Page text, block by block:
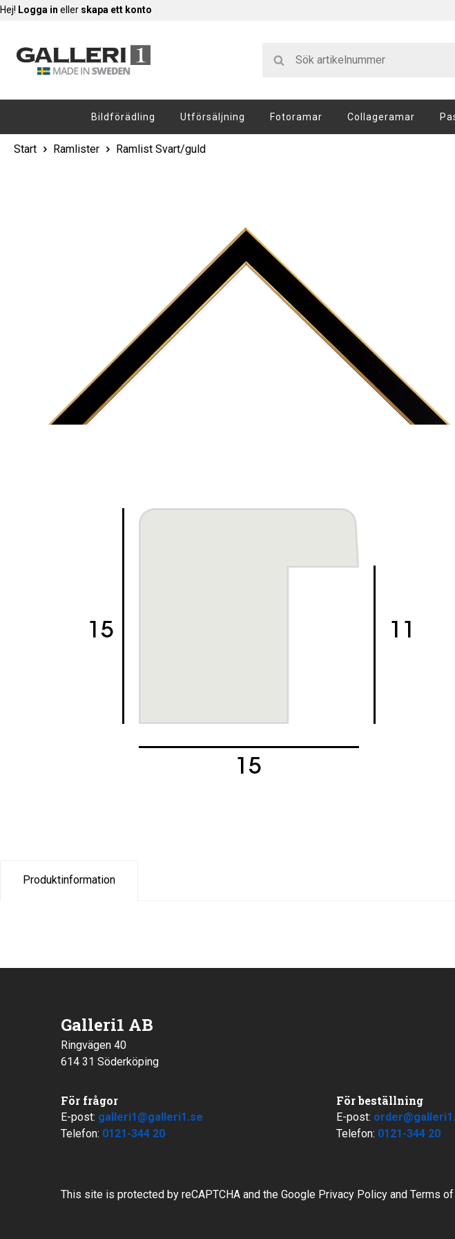
Hej! Logga in eller skapa ett konto
Bildförädling Utförsäljning Fotoramar Collageramar
Start Ramlister Ramlist Svart/guld
Produktinformation
Galleri1 AB
Ringvägen 40
614 31 Söderköping
För frågor
E-post: galleri1@galleri1.se
Telefon: 0121-344 20
För beställning
E-post:
Telefon: 0121-344 20
This site is protected by reCAPTCHA and the Google Privacy Policy and Terms